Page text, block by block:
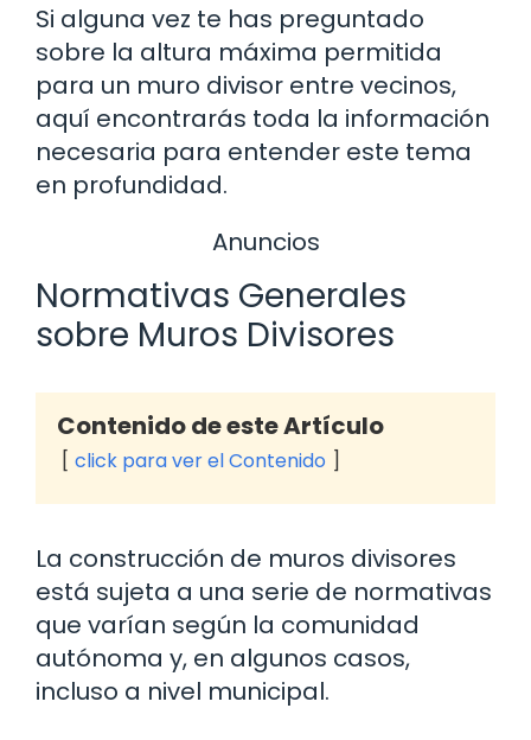
Si alguna vez te has preguntado
sobre la altura máxima permitida
para un muro divisor entre vecinos,
aquí encontrarás toda la información
necesaria para entender este tema
en profundidad.
Anuncios
Normativas Generales
sobre Muros Divisores
Contenido de este Artículo
click para ver el Contenido
La construcción de muros divisores
está sujeta a una serie de normativas
que varían según la comunidad
autónoma y, en algunos casos,
incluso a nivel municipal.